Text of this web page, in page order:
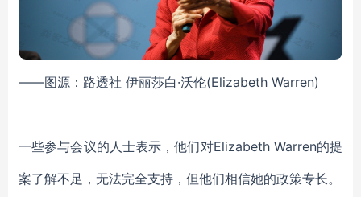
——图源：路透社 伊丽莎白·沃伦(Elizabeth Warren)
一些参与会议的人士表示，他们对Elizabeth Warren的提
案了解不足，无法完全支持，但他们相信她的政策专长。